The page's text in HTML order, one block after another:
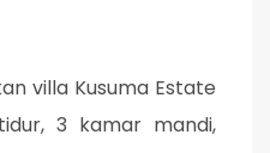
villa Kusuma Estate
3 kamar mandi,